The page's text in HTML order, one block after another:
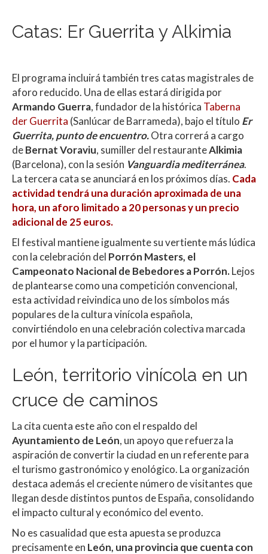
Catas: Er Guerrita y Alkimia
El programa incluirá también tres catas magistrales de
aforo reducido. Una de ellas estará dirigida por
Armando Guerra, fundador de la histórica Taberna
der Guerrita (Sanlúcar de Barrameda), bajo el título Er
Guerrita, punto de encuentro.Otra correrá a cargo
deBernat Voraviu, sumiller del restauranteAlkimia
(Barcelona), con la sesión Vanguardia mediterránea.
La tercera cata se anunciará en los próximos días. Cada
actividad tendrá una duración aproximada de una
hora, un aforo limitado a 20 personas y un precio
adicional de 25 euros.
El festival mantiene igualmente su vertiente más lúdica
con la celebración del Porrón Masters, el
Campeonato Nacional de Bebedores a Porrón.Lejos
de plantearse como una competición convencional,
esta actividad reivindica uno de los símbolos más
populares de la cultura vinícola española,
convirtiéndolo en una celebración colectiva marcada
por el humor y la participación.
León, territorio vinícola en un
cruce de caminos
La cita cuenta este año con el respaldo del
Ayuntamiento de León, un apoyo que refuerza la
aspiración de convertir la ciudad en un referente para
el turismo gastronómico y enológico. La organización
destaca además el creciente número de visitantes que
llegan desde distintos puntos de España, consolidando
el impacto cultural y económico del evento.
No es casualidad que esta apuesta se produzca
precisamente en León, una provincia que cuenta con